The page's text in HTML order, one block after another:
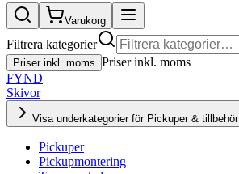
Varukorg
Filtrera kategorier
Priser inkl. moms Priser inkl. moms
FYND
Skivor
Visa underkategorier för Pickuper & tillbehör
Pickuper
Pickupmontering